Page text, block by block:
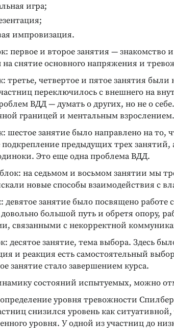
игра;
импровизация.
первое и второе занятия — знакомство
снятие основного напряжения и
третье, четвертое и пятое занятия
переключилось с внешнего на
ВДД — думать о других, но не о
границей и ментальным взрослением.
шестое занятие было направлено на то,
предыдущих трех
Это еще одна проблема ВДД.
на седьмом и восьмом занятии мы
новые способы взаимодействия с
занятие было посвящено работе
большой путь и обретя опору,
связанными с некорректной
десятое занятие, тема выбора. Здесь
и реакция есть самостоятельный
занятие стало завершением курса.
состояний испытуемых, можно
уровня тревожности
снизился уровень как
уровня. У одной из участниц до